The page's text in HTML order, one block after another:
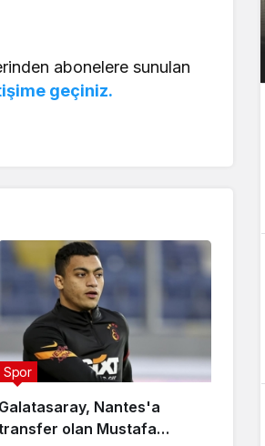
abonelere sunulan
geçiniz.
Galatasaray, Nantes'a
transfer olan Mustafa
Spor